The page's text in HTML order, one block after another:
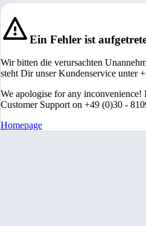
Ein Fehler ist
Wir bitten die verursachten
steht Dir unser Kundenservice unter
We apologise for any inconvenience!
Customer Support on +49 (0)30 -
Homepage